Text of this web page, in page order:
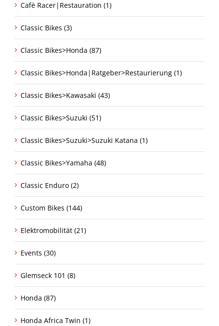
Cafè Racer|Restauration (1)
Classic Bikes (3)
Classic Bikes>Honda (87)
Classic Bikes>Honda|Ratgeber>Restaurierung (1)
Classic Bikes>Kawasaki (43)
Classic Bikes>Suzuki (51)
Classic Bikes>Suzuki>Suzuki Katana (1)
Classic Bikes>Yamaha (48)
Classic Enduro (2)
Custom Bikes (144)
Elektromobilität (21)
Events (30)
Glemseck 101 (8)
Honda (87)
Honda Africa Twin (1)